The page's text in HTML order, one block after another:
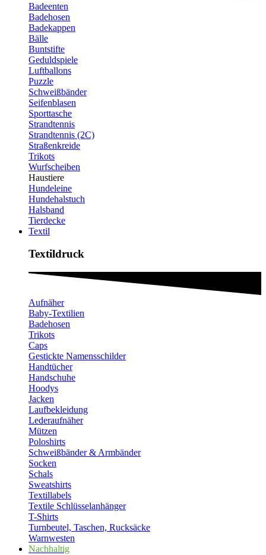
Badeenten
Badehosen
Badekappen
Bälle
Buntstifte
Geduldspiele
Luftballons
Puzzle
Schweißbänder
Seifenblasen
Sporttasche
Strandtennis
Strandtennis (2C)
Straßenkreide
Trikots
Wurfscheiben
Haustiere
Hundeleine
Hundehalstuch
Halsband
Tierdecke
Textil
Textildruck​
Aufnäher
Baby-Textilien
Badehosen
Trikots
Caps
Gestickte Namensschilder
Handtücher
Handschuhe
Hoodys
Jacken
Laufbekleidung
Lederaufnäher
Mützen
Poloshirts
Schweißbänder & Armbänder
Socken
Schals
Sweatshirts
Textillabels
Textile Schlüsselanhänger
T-Shirts
Turnbeutel, Taschen, Rucksäcke
Warnwesten
Nachhaltig